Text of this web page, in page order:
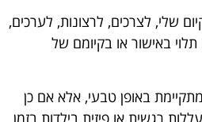
שלי, לצרכים, לרצונות, לערכים,
באישור או בקיומם של
באופן טבעי, אלא אם כן